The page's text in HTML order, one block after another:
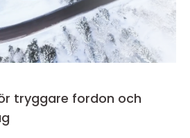
tryggare fordon och